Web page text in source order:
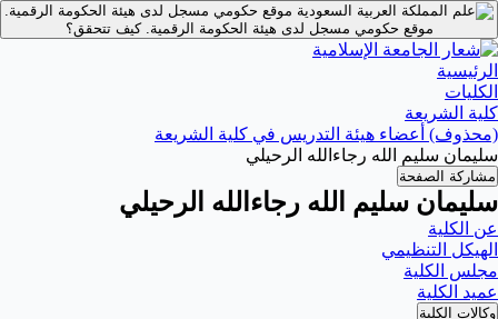
موقع حكومي مسجل لدى هيئة الحكومة الرقمية.
موقع حكومي مسجل لدى هيئة الحكومة الرقمية.كيف تتحقق؟
الرئيسية
الكليات
كلية الشريعة
(محذوف) أعضاء هيئة التدريس في كلية الشريعة
سليمان سليم الله رجاءالله الرحيلي
مشاركة الصفحة
سليمان سليم الله رجاءالله الرحيلي
عن الكلية
الهيكل التنظيمي
مجلس الكلية
عميد الكلية
وكالات الكلية